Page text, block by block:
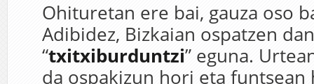
Ohituretan ere bai, gauza oso
Adibidez, Bizkaian ospatzen dan
“txitxiburduntzi” eguna.
da ospakizun hori eta funtsean